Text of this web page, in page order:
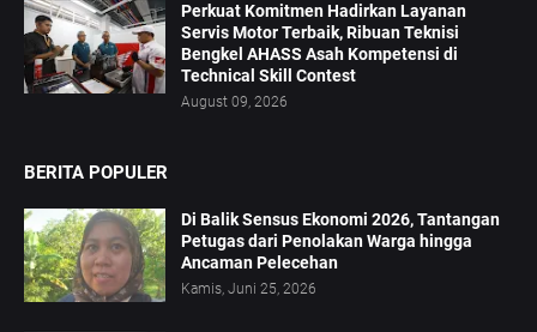
Perkuat Komitmen Hadirkan Layanan
Servis Motor Terbaik, Ribuan Teknisi
Bengkel AHASS Asah Kompetensi di
Technical Skill Contest
August 09, 2026
BERITA POPULER
Di Balik Sensus Ekonomi 2026, Tantangan
Petugas dari Penolakan Warga hingga
Ancaman Pelecehan
Kamis, Juni 25, 2026